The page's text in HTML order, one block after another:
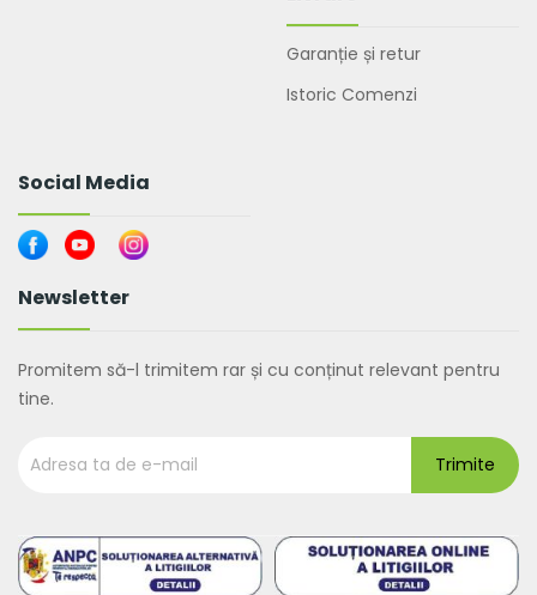
Garanție și retur
Istoric Comenzi
Social Media
Newsletter
Promitem să-l trimitem rar și cu conținut relevant pentru
tine.